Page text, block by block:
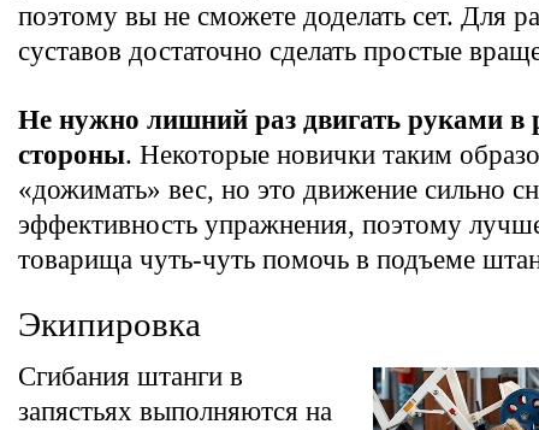
поэтому вы не сможете доделать сет. Для
суставов достаточно сделать простые
Не нужно лишний раз двигать руками в
стороны. Некоторые новички таким
«дожимать» вес, но это движение сильно
эффективность упражнения, поэтому
товарища чуть-чуть помочь в подъеме
Экипировка
Сгибания штанги в
запястьях выполняются на